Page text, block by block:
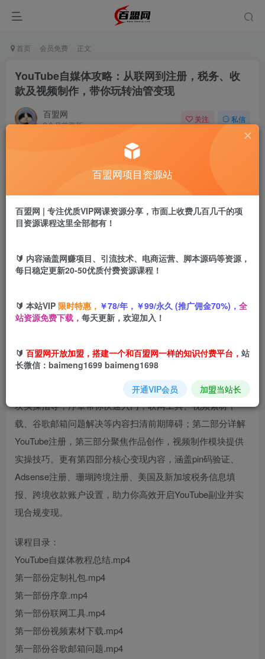
首页 会员免费 正文
YouTube自媒体攻略：从联网到注册，税务、收
款及视频制作，带你玩转油管变现
百盟网
9个月前更新
关注 私信
盟币9.9
立即购买
本课程为想开启YouTube自媒体副业的人群量身打造，从基
础到变现全流程覆盖。内容包含教程总结、定制礼包及多模
块实操指导，序章帮你快速入门，联网工具、视频素材下
载、谷歌邮箱问题解决等内容扫清前期障碍；第二部分详解
YouTube注册，第三部分聚焦作品创作，视频制作模块提供
实操技巧。更有第四部分核心变现内容，涵盖pin码验证、
Adsense注册、珊瑚跨境注册、美国及新加坡税务信息填
报、跨境收款账户设置，助力你高效开启YouTube副业并实
现合规变现。
课程目录：
YouTube自媒体教程总结.mp4
第一部份定制礼包.mp4
第一部份序章.mp4
第一部份联网工具.mp4
第一部份视频素材下载.mp4
第一部份谷歌邮箱问题.mp4
百盟网项目资源站
百盟网 | 专注优质VIP网课资源分享，市面上收费几百几千的项
目资源课程这里全部都有！
🔰 内容涵盖网赚项目、引流技术、电商运营、脚本源码等资源，
每日稳定更新20-50优质付费资源课程！
🔰 本站VIP 限时特惠， ￥78/年，￥99/永久 (推广佣金70%)， 全
站资源免费下载， 每天更新，欢迎加入！
🔰 百盟网开放加盟，搭建一个和百盟网一样的知识付费平台， 站
长微信：baimeng1699 baimeng1698
开通VIP会员 加盟当站长